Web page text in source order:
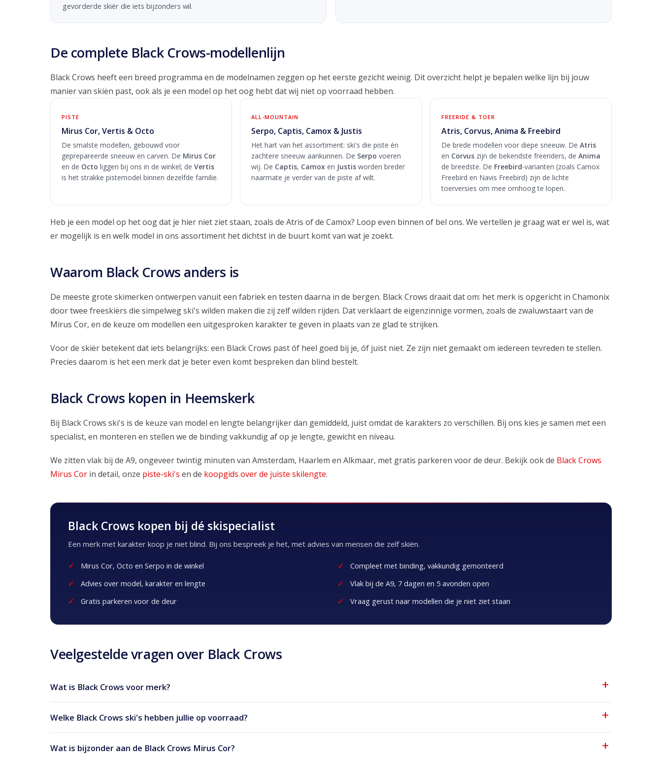
gevorderde skiër die iets bijzonders wil.
De complete Black Crows-modellenlijn
Black Crows heeft een breed programma en de modelnamen zeggen op het eerste gezicht weinig. Dit overzicht helpt je bepalen welke lijn bij jouw
manier van skiën past, ook als je een model op het oog hebt dat wij niet op voorraad hebben.
PISTE
Mirus Cor, Vertis & Octo
De smalste modellen, gebouwd voor
geprepareerde sneeuw en carven. De Mirus Cor
en de Octo liggen bij ons in de winkel; de Vertis
is het strakke pistemodel binnen dezelfde familie.
ALL-MOUNTAIN
Serpo, Captis, Camox & Justis
Het hart van het assortiment: ski's die piste én
zachtere sneeuw aankunnen. De Serpo voeren
wij. De Captis, Camox en Justis worden breder
naarmate je verder van de piste af wilt.
FREERIDE & TOER
Atris, Corvus, Anima & Freebird
De brede modellen voor diepe sneeuw. De Atris
en Corvuszijn de bekendste freeriders, de Anima
de breedste. De Freebird-varianten (zoals Camox
Freebird en Navis Freebird) zijn de lichte
toerversies om mee omhoog te lopen.
Heb je een model op het oog dat je hier niet ziet staan, zoals de Atris of de Camox? Loop even binnen of bel ons. We vertellen je graag wat er wel is, wat
er mogelijk is en welk model in ons assortiment het dichtst in de buurt komt van wat je zoekt.
Waarom Black Crows anders is
De meeste grote skimerken ontwerpen vanuit een fabriek en testen daarna in de bergen. Black Crows draait dat om: het merk is opgericht in Chamonix
door twee freeskiërs die simpelweg ski's wilden maken die zij zelf wilden rijden. Dat verklaart de eigenzinnige vormen, zoals de zwaluwstaart van de
Mirus Cor, en de keuze om modellen een uitgesproken karakter te geven in plaats van ze glad te strijken.
Voor de skiër betekent dat iets belangrijks: een Black Crows past óf heel goed bij je, óf juist niet. Ze zijn niet gemaakt om iedereen tevreden te stellen.
Precies daarom is het een merk dat je beter even komt bespreken dan blind bestelt.
Black Crows kopen in Heemskerk
Bij Black Crows ski's is de keuze van model en lengte belangrijker dan gemiddeld, juist omdat de karakters zo verschillen. Bij ons kies je samen met een
specialist, en monteren en stellen we de binding vakkundig af op je lengte, gewicht en niveau.
We zitten vlak bij de A9, ongeveer twintig minuten van Amsterdam, Haarlem en Alkmaar, met gratis parkeren voor de deur. Bekijk ook de Black Crows
Mirus Cor in detail, onze piste-ski's en de koopgids over de juiste skilengte.
Black Crows kopen bij dé skispecialist
Een merk met karakter koop je niet blind. Bij ons bespreek je het, met advies van mensen die zelf skiën.
Mirus Cor, Octo en Serpo in de winkel
Compleet met binding, vakkundig gemonteerd
Advies over model, karakter en lengte
Vlak bij de A9, 7 dagen en 5 avonden open
Gratis parkeren voor de deur
Vraag gerust naar modellen die je niet ziet staan
Veelgestelde vragen over Black Crows
Wat is Black Crows voor merk?
Welke Black Crows ski's hebben jullie op voorraad?
Wat is bijzonder aan de Black Crows Mirus Cor?